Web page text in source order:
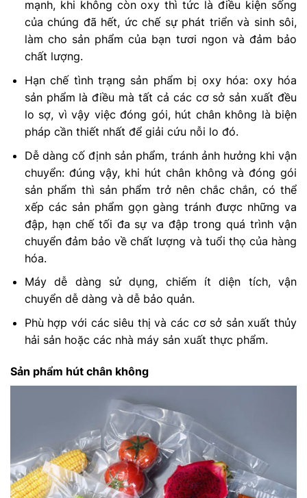
mạnh, khi không còn oxy thì tức là điều kiện sống
của chúng đã hết, ức chế sự phát triển và sinh sôi,
làm cho sản phẩm của bạn tươi ngon và đảm bảo
chất lượng.
Hạn chế tình trạng sản phẩm bị oxy hóa: oxy hóa
sản phẩm là điều mà tất cả các cơ sở sản xuất đều
lo sợ, vì vậy việc đóng gói, hút chân không là biện
pháp cần thiết nhất để giải cứu nỗi lo đó.
Dễ dàng cố định sản phẩm, tránh ảnh hưởng khi vận
chuyển: đúng vậy, khi hút chân không và đóng gói
sản phẩm thì sản phẩm trở nên chắc chắn, có thể
xếp các sản phẩm gọn gàng tránh được những va
đập, hạn chế tối đa sự va đập trong quá trình vận
chuyển đảm bảo về chất lượng và tuổi thọ của hàng
hóa.
Máy dễ dàng sử dụng, chiếm ít diện tích, vận
chuyển dễ dàng và dễ bảo quản.
Phù hợp với các siêu thị và các cơ sở sản xuất thủy
hải sản hoặc các nhà máy sản xuất thực phẩm.
Sản phẩm hút chân không